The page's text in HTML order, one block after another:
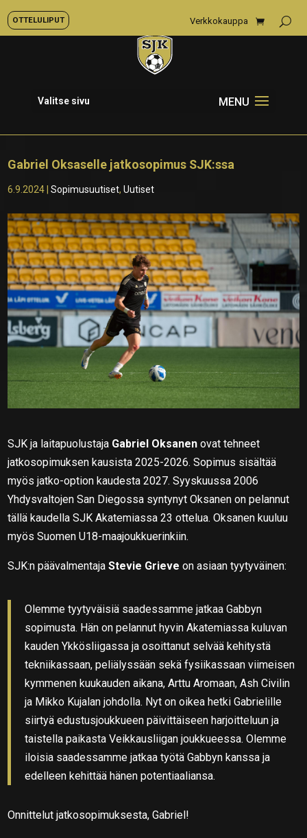
OTTELULIPUT Verkkokauppa
Valitse sivu
Gabriel Oksaselle jatkosopimus SJK:ssa
6.9.2024 |Sopimusuutiset,Uutiset
SJK ja laitapuolustaja Gabriel Oksanen ovat tehneet
jatkosopimuksen kausista 2025-2026. Sopimus sisältää
myös jatko-option kaudesta 2027. Syyskuussa 2006
Yhdysvaltojen San Diegossa syntynyt Oksanen on pelannut
tällä kaudella SJK Akatemiassa 23 ottelua. Oksanen kuuluu
myös Suomen U18-maajoukkuerinkiin.
SJK:n päävalmentajaStevie Grieve on asiaan tyytyväinen:
Olemme tyytyväisiä saadessamme jatkaa Gabbyn
sopimusta. Hän on pelannut hyvin Akatemiassa kuluvan
kauden Ykkösliigassa ja osoittanut selvää kehitystä
tekniikassaan, peliälyssään sekä fysiikassaan viimeisen
kymmenen kuukauden aikana, Arttu Aromaan, Ash Civilin
ja Mikko Kujalan johdolla. Nyt on oikea hetki Gabrielille
siirtyä edustusjoukkueen päivittäiseen harjoitteluun ja
taistella paikasta Veikkausliigan joukkueessa. Olemme
iloisia saadessamme jatkaa työtä Gabbyn kanssa ja
edelleen kehittää hänen potentiaaliansa.
Onnittelut jatkosopimuksesta, Gabriel!